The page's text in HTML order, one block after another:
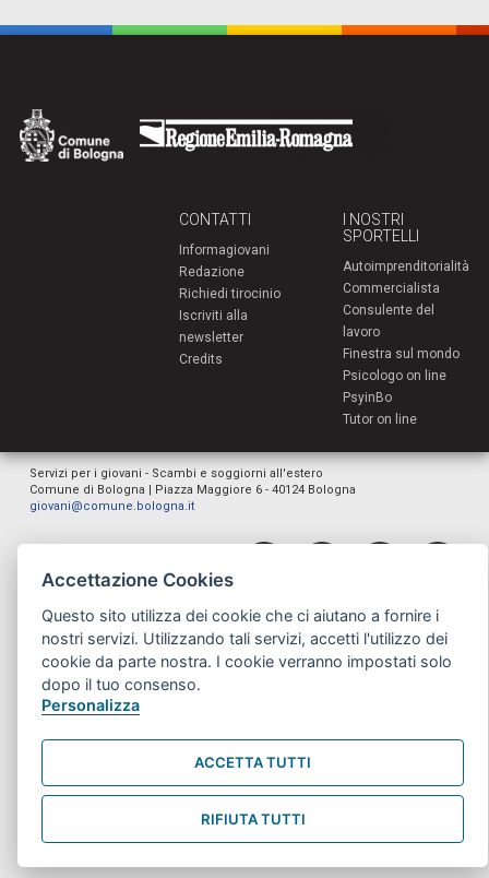
CONTATTI
Informagiovani
Redazione
Richiedi tirocinio
Iscriviti alla
newsletter
Credits
I NOSTRI
SPORTELLI
Autoimprenditorialità
Commercialista
Consulente del
lavoro
Finestra sul mondo
Psicologo on line
PsyinBo
Tutor on line
Servizi per i giovani - Scambi e soggiorni all'estero
Comune di Bologna | Piazza Maggiore 6 - 40124 Bologna
giovani@comune.bologna.it
Accettazione Cookies
Questo sito utilizza dei cookie che ci aiutano a fornire i
nostri servizi. Utilizzando tali servizi, accetti l'utilizzo dei
cookie da parte nostra. I cookie verranno impostati solo
dopo il tuo consenso.
Personalizza
ACCETTA TUTTI
RIFIUTA TUTTI